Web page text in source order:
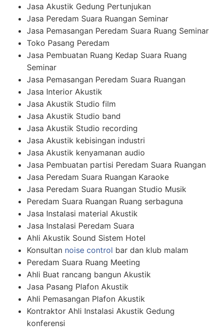
Jasa Akustik Gedung Pertunjukan
Jasa Peredam Suara Ruangan Seminar
Jasa Pemasangan Peredam Suara Ruang Seminar
Toko Pasang Peredam
Jasa Pembuatan Ruang Kedap Suara Ruang
Seminar
Jasa Pemasangan Peredam Suara Ruangan
Jasa Interior Akustik
Jasa Akustik Studio film
Jasa Akustik Studio band
Jasa Akustik Studio recording
Jasa Akustik kebisingan industri
Jasa Akustik kenyamanan audio
Jasa Pembuatan partisi Peredam Suara Ruangan
Jasa Peredam Suara Ruangan Karaoke
Jasa Peredam Suara Ruangan Studio Musik
Peredam Suara Ruangan Ruang serbaguna
Jasa Instalasi material Akustik
Jasa Instalasi Peredam Suara
Ahli Akustik Sound Sistem Hotel
Konsultan noise control bar dan klub malam
Peredam Suara Ruang Meeting
Ahli Buat rancang bangun Akustik
Jasa Pasang Plafon Akustik
Ahli Pemasangan Plafon Akustik
Kontraktor Ahli Instalasi Akustik Gedung
konferensi